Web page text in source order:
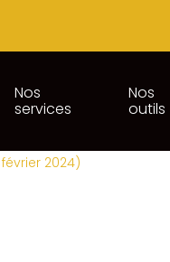
Nos
services
Nos
outils
2024)